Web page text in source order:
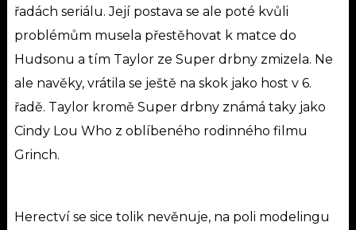
řadách seriálu. Její postava se ale poté kvůli
problémům musela přestěhovat k matce do
Hudsonu a tím Taylor ze Super drbny zmizela. Ne
ale navěky, vrátila se ještě na skok jako host v 6.
řadě. Taylor kromě Super drbny známá taky jako
Cindy Lou Who z oblíbeného rodinného filmu
Grinch.
Herectví se sice tolik nevěnuje, na poli modelingu